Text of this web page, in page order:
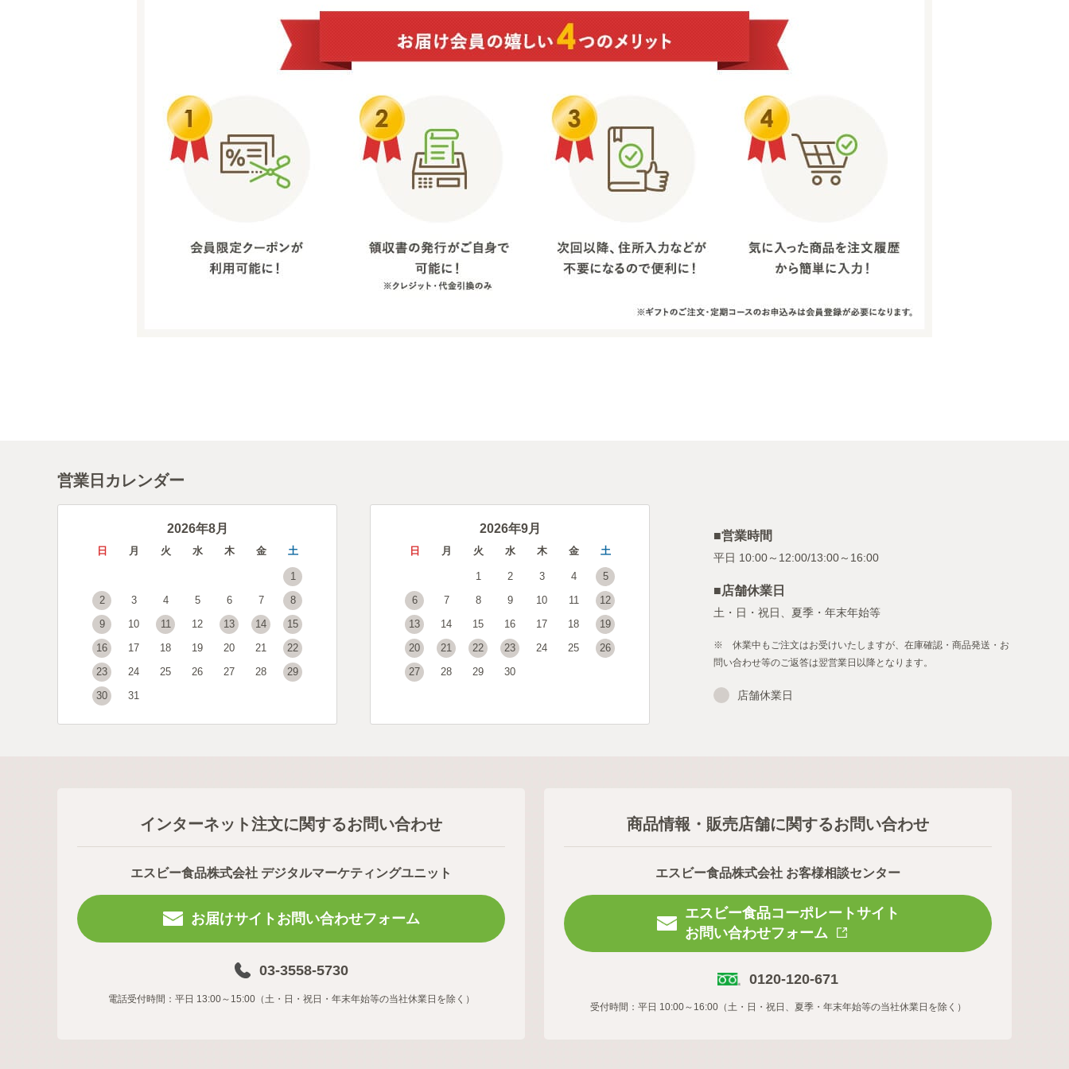
営業日カレンダー
2026年8月
日 月 火 水 木 金 土
1
2
3 4 5 6 7
8
9
10 11 12 13 14
15
16
17 18 19 20 21
22
23
24 25 26 27 28
29
30
31
2026年9月
日 月 火 水 木 金 土
1 2 3 4
5
6
7 8 9 10 11
12
13
14 15 16 17 18
19
20
21 22 23 24 25
26
27
28 29 30
■営業時間
■店舗休業日
土・日・祝日、夏季・年末年始等
※ 休業中もご注文はお受けいたしますが、在庫確認・商品発送・お
問い合わせ等のご返答は翌営業日以降となります。
店舗休業日
インターネット注文に関するお問い合わせ
エスビー食品株式会社 デジタルマーケティングユニット
お届けサイトお問い合わせフォーム
03-3558-5730
電話受付時間：平日 13:00～15:00（土・日・祝日・年末年始等の当社休業日を除く）
商品情報・販売店舗に関するお問い合わせ
エスビー食品株式会社 お客様相談センター
エスビー食品コーポレートサイト
お問い合わせフォーム
0120-120-671
受付時間：平日 10:00～16:00（土・日・祝日、夏季・年末年始等の当社休業日を除く）